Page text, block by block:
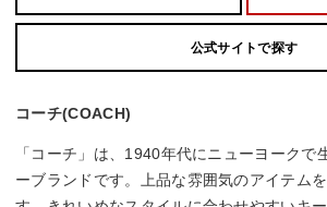
公式サイトで探す
コーチ(COACH)
「コーチ」は、1940年代にニューヨークで
ーブランドです。上品な雰囲気のアイテム